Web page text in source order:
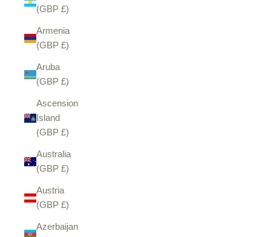
(GBP £)
Armenia
(GBP £)
Aruba
(GBP £)
Ascension
Island
(GBP £)
Australia
(GBP £)
Austria
(GBP £)
Azerbaijan